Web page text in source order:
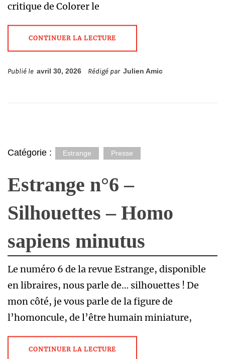
critique de Colorer le
CONTINUER LA LECTURE
Publié le avril 30, 2026 Rédigé par Julien Amic
Catégorie : Estrange Presse
Estrange n°6 –
Silhouettes – Homo
sapiens minutus
Le numéro 6 de la revue Estrange, disponible
en libraires, nous parle de… silhouettes ! De
mon côté, je vous parle de la figure de
l’homoncule, de l’être humain miniature,
CONTINUER LA LECTURE